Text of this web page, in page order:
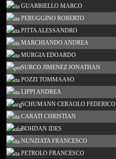
GUARRIELLO MARCO
PERUGGINO ROBERTO
PITTA ALESSANDRO
MARCHIANDO ANDREA
MURGIA EDOARDO
SURCO JIMENEZ JONATHAN
POZZI TOMMAASO
LIPPI ANDREA
SCHUMANN CERAOLO FEDERICO
CARATI CHRISTIAN
BOHDAN IDES
NUNZIATA FRANCESCO
PETROLO FRANCESCO